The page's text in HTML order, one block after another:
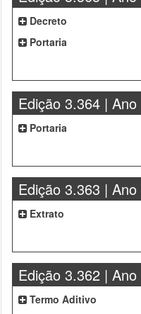
Decreto
Portaria
Edição 3.364 | Ano
Portaria
Edição 3.363 | Ano
Extrato
Edição 3.362 | Ano
Termo Aditivo